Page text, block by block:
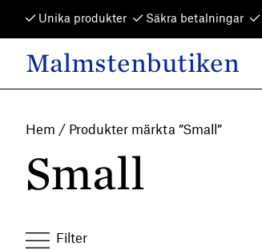
Unika produkter Säkra betalningar
Main Navigation
Malmstenbutiken
Hem / Produkter märkta ”Small”
Small
Filter